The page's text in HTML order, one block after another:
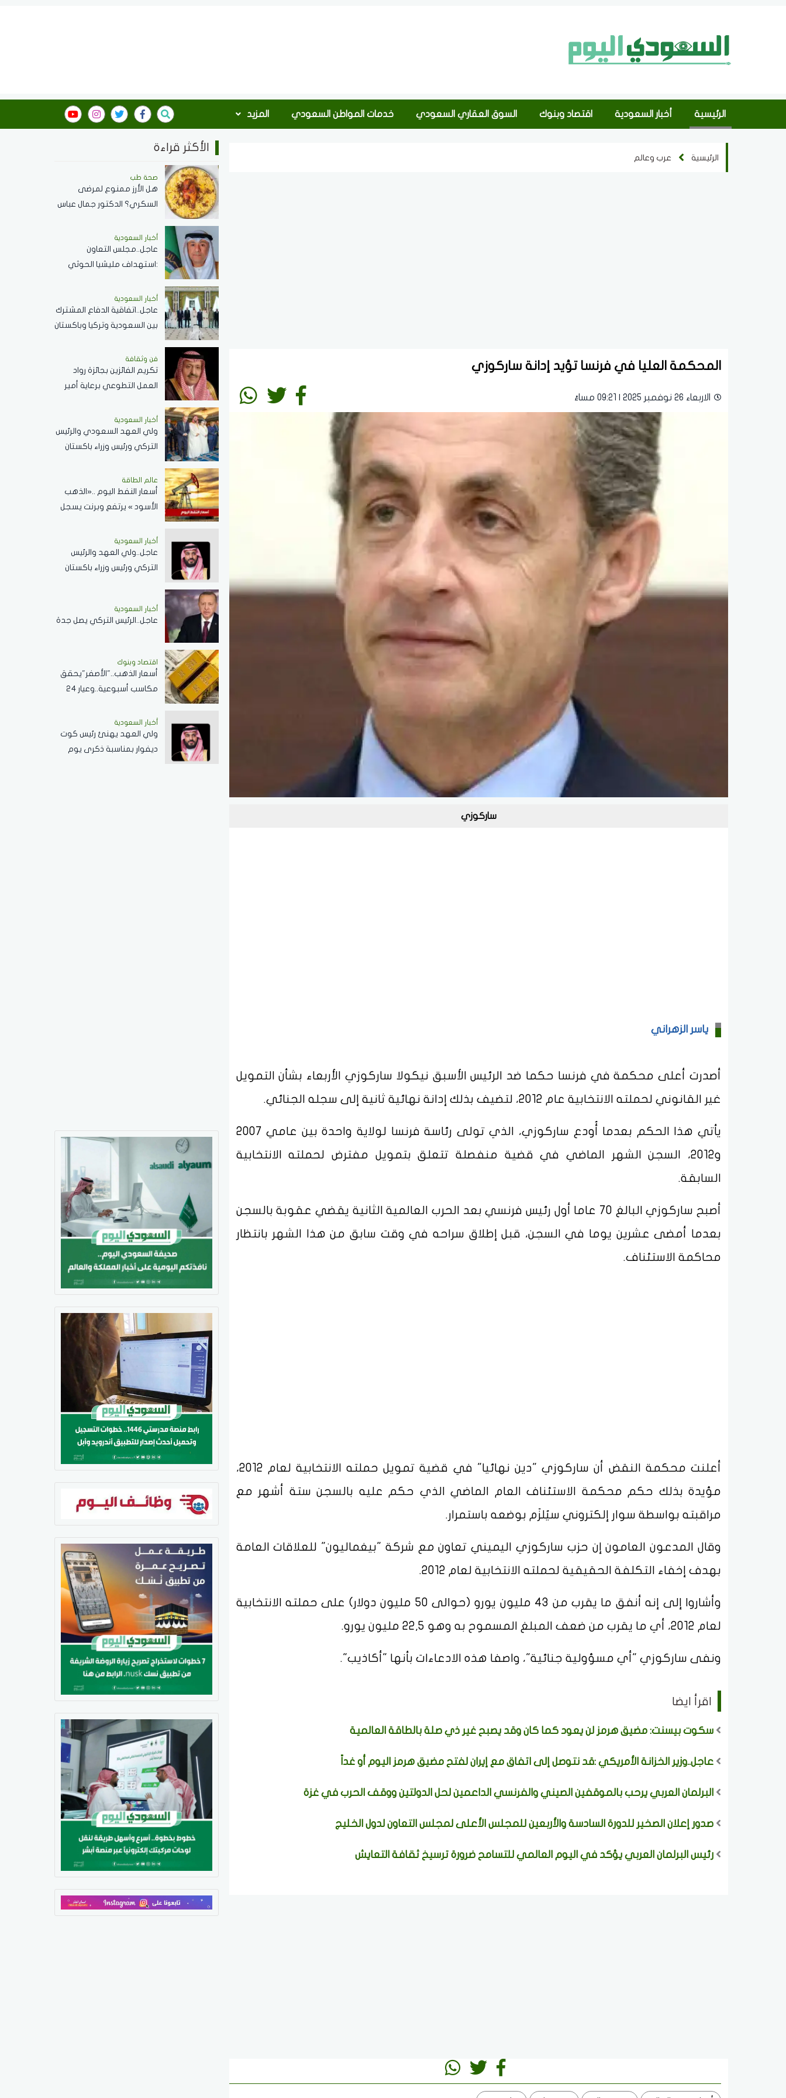
الرئيسية أخبار السعودية اقتصاد وبنوك السوق العقاري السعودي خدمات المواطن السعودي المزيد
الرئيسية عرب وعالم
المحكمة العليا في فرنسا تؤيد إدانة ساركوزي
الاربعاء 26 نوفمبر 2025 | 09:21 مساءً
ساركوزي
ياسر الزهراني
أصدرت أعلى محكمة في فرنسا حكما ضد الرئيس الأسبق نيكولا ساركوزي الأربعاء بشأن التمويل
غير القانوني لحملته الانتخابية عام 2012، لتضيف بذلك إدانة نهائية ثانية إلى سجله الجنائي.
يأتي هذا الحكم بعدما أُودع ساركوزي، الذي تولى رئاسة فرنسا لولاية واحدة بين عامي 2007
و2012، السجن الشهر الماضي في قضية منفصلة تتعلق بتمويل مفترض لحملته الانتخابية
السابقة.
أصبح ساركوزي البالغ 70 عاما أول رئيس فرنسي بعد الحرب العالمية الثانية يقضي عقوبة بالسجن
بعدما أمضى عشرين يوما في السجن، قبل إطلاق سراحه في وقت سابق من هذا الشهر بانتظار
محاكمة الاستئناف.
أعلنت محكمة النقض أن ساركوزي "دين نهائيا" في قضية تمويل حملته الانتخابية لعام 2012،
مؤيدة بذلك حكم محكمة الاستئناف العام الماضي الذي حكم عليه بالسجن ستة أشهر مع
مراقبته بواسطة سوار إلكتروني سيُلزَم بوضعه باستمرار.
وقال المدعون العامون إن حزب ساركوزي اليميني تعاون مع شركة "بيغماليون" للعلاقات العامة
بهدف إخفاء التكلفة الحقيقية لحملته الانتخابية لعام 2012.
وأشاروا إلى إنه أنفق ما يقرب من 43 مليون يورو (حوالى 50 مليون دولار) على حملته الانتخابية
لعام 2012، أي ما يقرب من ضعف المبلغ المسموح به وهو 22,5 مليون يورو.
ونفى ساركوزي "أي مسؤولية جنائية"، واصفا هذه الادعاءات بأنها "أكاذيب".
اقرأ ايضا
سكوت بيسنت: مضيق هرمز لن يعود كما كان وقد يصبح غير ذي صلة بالطاقة العالمية
عاجل..وزير الخزانة الأمريكي :قد نتوصل إلى اتفاق مع إيران لفتح مضيق هرمز اليوم أو غداً
البرلمان العربي يرحب بالموقفين الصيني والفرنسي الداعمين لحل الدولتين ووقف الحرب في غزة
صدور إعلان الصخير للدورة السادسة والأربعين للمجلس الأعلى لمجلس التعاون لدول الخليج
رئيس البرلمان العربي يؤكد في اليوم العالمي للتسامح ضرورة ترسيخ ثقافة التعايش
الأكثر قراءة
صحة طب
هل الأرز ممنوع لمرضى
السكري؟ الدكتور جمال عباس
يجيب
أخبار السعودية
عاجل..مجلس التعاون
:استهداف مليشيا الحوثي
..ونؤيد إجراءات المملكة
لحماية أمنها وسيادتها
أخبار السعودية
عاجل..اتفاقية الدفاع المشترك
بين السعودية وتركيا وباكستان
الاستقرار بالمنطقة
فن وثقافة
تكريم الفائزين بجائزة رواد
العمل التطوعي برعاية أمير
أخبار السعودية
ولي العهد السعودي والرئيس
التركي ورئيس وزراء باكستان
الحرام .. صور
عالم الطاقة
أسعار النفط اليوم ..«الذهب
الأسود » يرتفع وبرنت يسجل
أخبار السعودية
عاجل..ولي العهد والرئيس
التركي ورئيس وزراء باكستان
أخبار السعودية
عاجل..الرئيس التركي يصل جدة
اقتصاد وبنوك
أسعار الذهب.."الأصفر"يحقق
مكاسب أسبوعية..وعيار 24
ريال
أخبار السعودية
ولي العهد يهنئ رئيس كوت
ديفوار بمناسبة ذكرى يوم